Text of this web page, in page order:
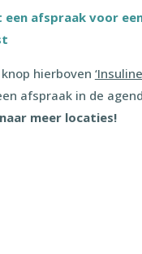
een afspraak voor
hierboven
afspraak in de
meer locaties!